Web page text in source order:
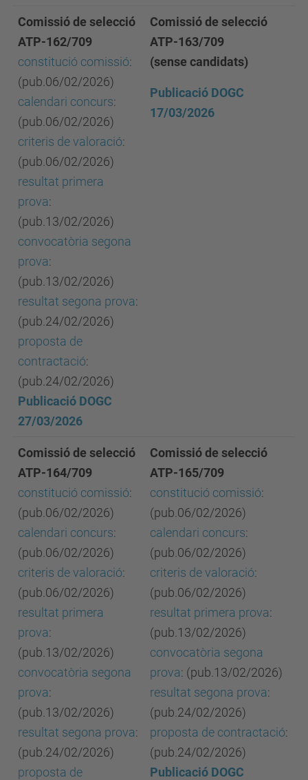
Comissió de selecció
ATP-162/709
constitució comissió:
(pub.06/02/2026)
calendari concurs:
(pub.06/02/2026)
criteris de valoració:
(pub.06/02/2026)
resultat primera
prova:
(pub.13/02/2026)
convocatòria segona
prova:
(pub.13/02/2026)
resultat segona prova:
(pub.24/02/2026)
proposta de
contractació:
(pub.24/02/2026)
Publicació DOGC
27/03/2026
Comissió de selecció
ATP-163/709
(sense candidats)
Publicació DOGC
17/03/2026
Comissió de selecció
ATP-164/709
constitució comissió:
(pub.06/02/2026)
calendari concurs:
(pub.06/02/2026)
criteris de valoració:
(pub.06/02/2026)
resultat primera
prova:
(pub.13/02/2026)
convocatòria segona
prova:
(pub.13/02/2026)
resultat segona prova:
(pub.24/02/2026)
proposta de
Comissió de selecció
ATP-165/709
constitució comissió:
(pub.06/02/2026)
calendari concurs:
(pub.06/02/2026)
criteris de valoració:
(pub.06/02/2026)
resultat primera prova:
(pub.13/02/2026)
convocatòria segona
prova: (pub.13/02/2026)
resultat segona prova:
(pub.24/02/2026)
proposta de contractació:
(pub.24/02/2026)
Publicació DOGC